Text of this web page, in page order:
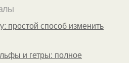
простой способ изменить
и гетры: полное